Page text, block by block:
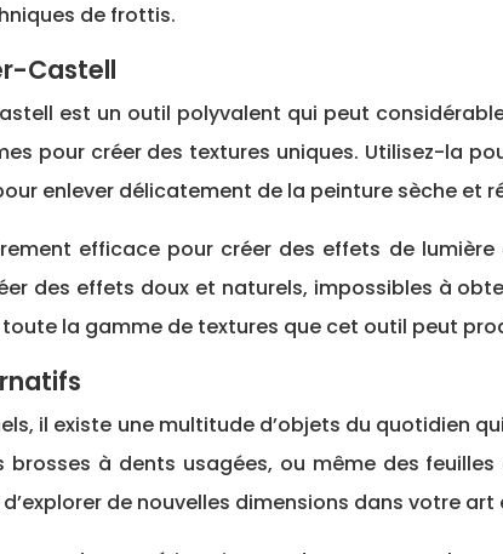
de frottis.
Castell
est un outil polyvalent qui peut
pour créer des textures uniques. Utilisez-la
enlever délicatement de la peinture sèche et
efficace pour créer des effets de
des effets doux et naturels, impossibles à
la gamme de textures que cet outil peut
il existe une multitude d’objets du quotidien
brosses à dents usagées, ou même des
de nouvelles dimensions dans votre